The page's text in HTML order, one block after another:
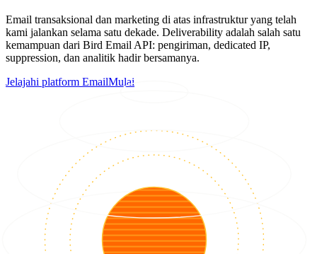
Email transaksional dan marketing di atas infrastruktur yang telah
kami jalankan selama satu dekade. Deliverability adalah salah satu
kemampuan dari Bird Email API: pengiriman, dedicated IP,
suppression, dan analitik hadir bersamanya.
Jelajahi platform EmailMulai